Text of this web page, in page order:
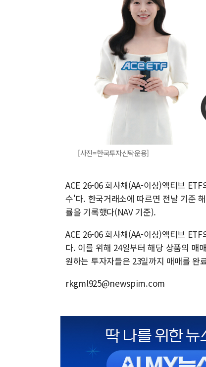
[사진=한국투자신탁운용]
ACE 26-06 회사채(AA-이상)액티브
수'다. 한국거래소에 따르면 전날 기준
률을 기록했다(NAV 기준).
ACE 26-06 회사채(AA-이상)액티브
다. 이를 위해 24일부터 해당 상품의 매
원하는 투자자들은 23일까지 매매를 완
rkgml925@newspim.com